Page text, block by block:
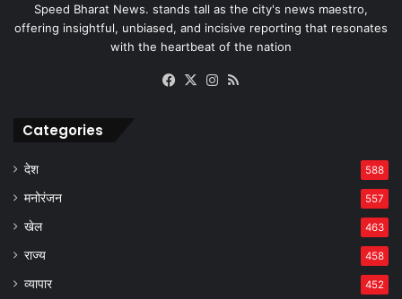
Speed Bharat News. stands tall as the city's news maestro,
offering insightful, unbiased, and incisive reporting that resonates
with the heartbeat of the nation
Facebook
X Instagram
Categories
देश 588
मनोरंजन 557
खेल 463
राज्य 458
व्यापार 452